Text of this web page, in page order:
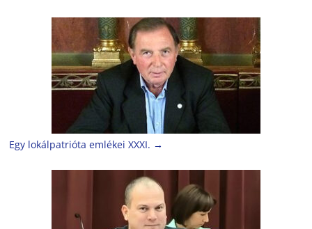
Egy lokálpatrióta emlékei XXXI. →